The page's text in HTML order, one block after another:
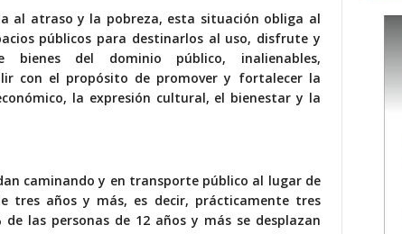
al atraso y la pobreza, esta situación obliga al
públicos para destinarlos al uso, disfrute y
bienes del dominio público, inalienables,
con el propósito de promover y fortalecer la
la expresión cultural, el bienestar y la
caminando y en transporte público al lugar de
tres años y más, es decir, prácticamente tres
las personas de 12 años y más se desplazan